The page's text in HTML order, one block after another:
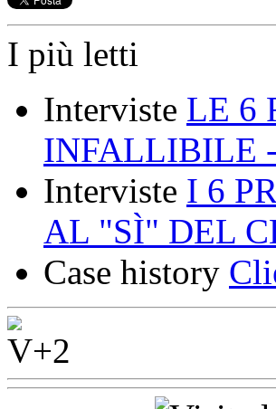
I più letti
Interviste LE 6
INFALLIBILE -
Interviste I 6
AL "SÌ" DEL
Case history